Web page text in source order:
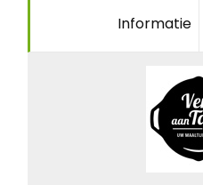
Informatie